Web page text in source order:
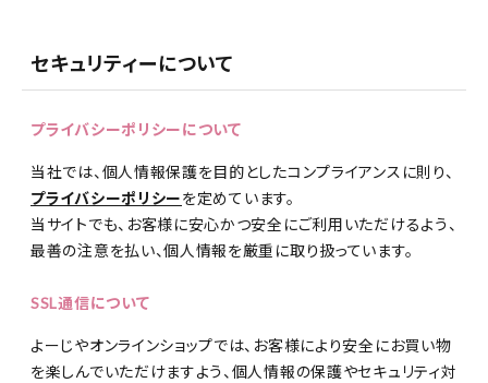
セキュリティーについて
プライバシーポリシーについて
当社では、個人情報保護を目的としたコンプライアンスに則り、
プライバシーポリシーを定めています。
当サイトでも、お客様に安心かつ安全にご利用いただけるよう、
最善の注意を払い、個人情報を厳重に取り扱っています。
SSL通信について
よーじやオンラインショップでは、お客様により安全にお買い物
を楽しんでいただけますよう、個人情報の保護やセキュリティ対